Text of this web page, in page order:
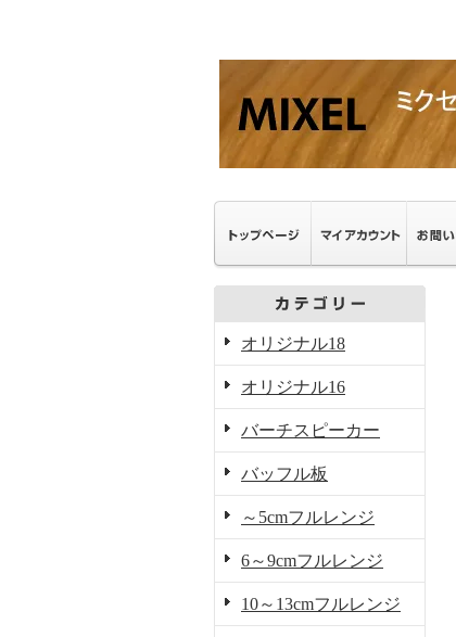
オリジナル18
オリジナル16
バーチスピーカー
バッフル板
～5cmフルレンジ
6～9cmフルレンジ
10～13cmフルレンジ